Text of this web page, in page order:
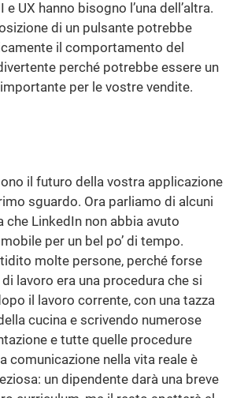
e UX hanno bisogno l’una dell’altra.
di un pulsante potrebbe
il comportamento del
perché potrebbe essere un
per le vostre vendite.
il futuro della vostra applicazione
sguardo. Ora parliamo di alcuni
che LinkedIn non abbia avuto
per un bel po’ di tempo.
molte persone, perché forse
lavoro era una procedura che si
il lavoro corrente, con una tazza
cucina e scrivendo numerose
e tutte quelle procedure
comunicazione nella vita reale è
un dipendente darà una breve